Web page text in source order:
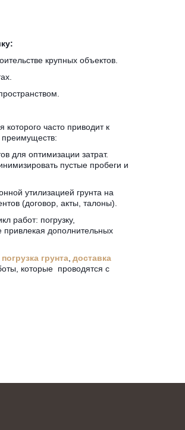
крупных объектов.
часто приводит к
преимуществ:
для оптимизации затрат.
пустые пробеги и
утилизацией грунта на
(договор, акты, талоны).
работ: погрузку,
привлекая дополнительных
грунта, доставка
которые  проводятся с